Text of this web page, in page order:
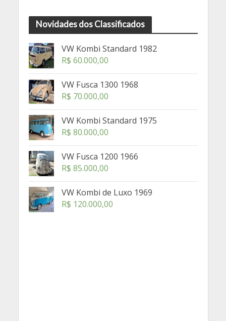
Novidades dos Classificados
VW Kombi Standard 1982
R$ 60.000,00
VW Fusca 1300 1968
R$ 70.000,00
VW Kombi Standard 1975
R$ 80.000,00
VW Fusca 1200 1966
R$ 85.000,00
VW Kombi de Luxo 1969
R$ 120.000,00